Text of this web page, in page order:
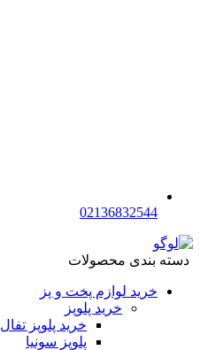
02136832544
دسته بندی محصولات
خرید لوازم پخت و پز
خرید پلوپز
خرید پلوپز تفال
پلوپز سونیا